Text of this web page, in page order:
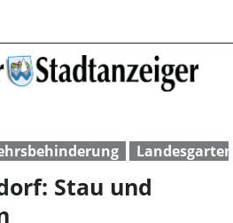
B65-Bad
Stau und